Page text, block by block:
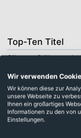
Top-Ten Titel
Sibanye Stillwater
Eldorado Gold Corp.
SSR Mining Inc.
Pan American Silver
Northern Star
Wir verwenden
Wir können diese zur
unsere Webseite zu
Ihnen ein großartiges
Informationen zu den von
Einstellungen.